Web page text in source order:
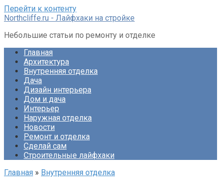
Перейти к контенту
Northcliffe.ru - Лайфхаки на стройке
Небольшие статьи по ремонту и отделке
Главная
Архитектура
Внутренняя отделка
Дача
Дизайн интерьера
Дом и дача
Интерьер
Наружная отделка
Новости
Ремонт и отделка
Сделай сам
Строительные лайфхаки
Главная » Внутренняя отделка